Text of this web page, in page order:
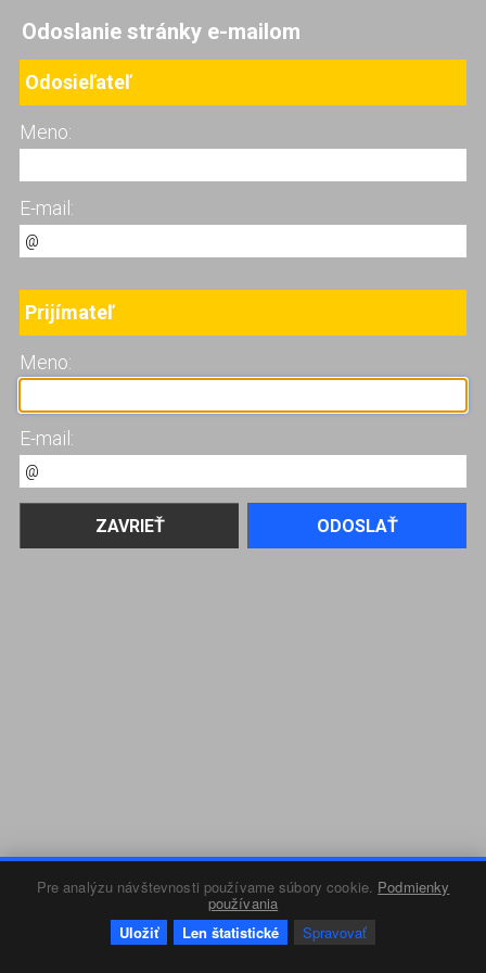
Pre analýzu návštevnosti používame súbory cookie. Podmienky
používania
Uložiť
Len štatistické Spravovať
Odoslanie stránky e-mailom
Odosieľateľ
Meno:
E-mail:
Prijímateľ
Meno:
E-mail: